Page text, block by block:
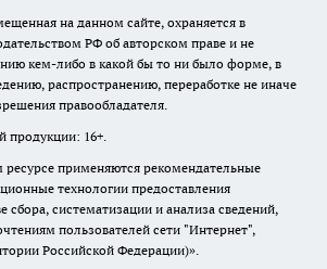
на данном сайте, охраняется в
РФ об авторском праве и не
кем-либо в какой бы то ни было форме, в
распространению, переработке не иначе
правообладателя.
продукции: 16+.
применяются рекомендательные
технологии предоставления
систематизации и анализа сведений,
пользователей сети "Интернет",
Российской Федерации)».